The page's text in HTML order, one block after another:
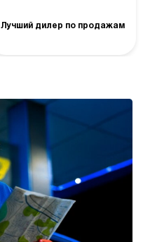
Лучший дилер по продажам